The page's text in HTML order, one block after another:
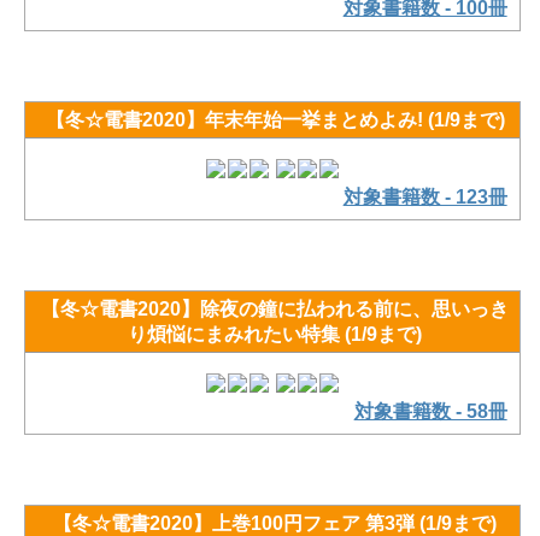
対象書籍数 - 100冊
【冬☆電書2020】年末年始一挙まとめよみ! (1/9まで)
対象書籍数 - 123冊
【冬☆電書2020】除夜の鐘に払われる前に、思いっき
り煩悩にまみれたい特集 (1/9まで)
対象書籍数 - 58冊
【冬☆電書2020】上巻100円フェア 第3弾 (1/9まで)